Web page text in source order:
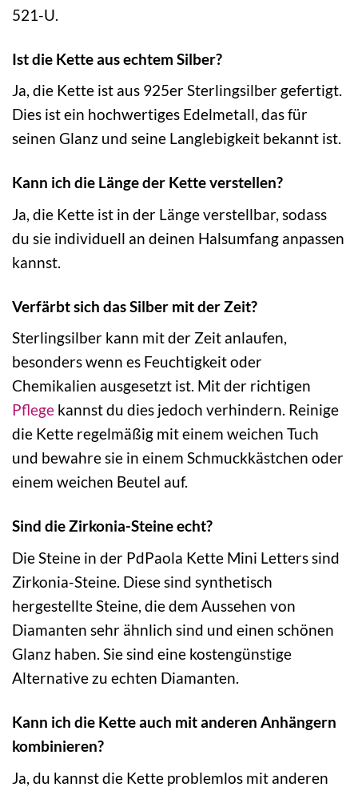
521-U.
Ist die Kette aus echtem Silber?
Ja, die Kette ist aus 925er Sterlingsilber gefertigt.
Dies ist ein hochwertiges Edelmetall, das für
seinen Glanz und seine Langlebigkeit bekannt ist.
Kann ich die Länge der Kette verstellen?
Ja, die Kette ist in der Länge verstellbar, sodass
du sie individuell an deinen Halsumfang anpassen
kannst.
Verfärbt sich das Silber mit der Zeit?
Sterlingsilber kann mit der Zeit anlaufen,
besonders wenn es Feuchtigkeit oder
Chemikalien ausgesetzt ist. Mit der richtigen
Pflege kannst du dies jedoch verhindern. Reinige
die Kette regelmäßig mit einem weichen Tuch
und bewahre sie in einem Schmuckkästchen oder
einem weichen Beutel auf.
Sind die Zirkonia-Steine echt?
Die Steine in der PdPaola Kette Mini Letters sind
Zirkonia-Steine. Diese sind synthetisch
hergestellte Steine, die dem Aussehen von
Diamanten sehr ähnlich sind und einen schönen
Glanz haben. Sie sind eine kostengünstige
Alternative zu echten Diamanten.
Kann ich die Kette auch mit anderen Anhängern
kombinieren?
Ja, du kannst die Kette problemlos mit anderen